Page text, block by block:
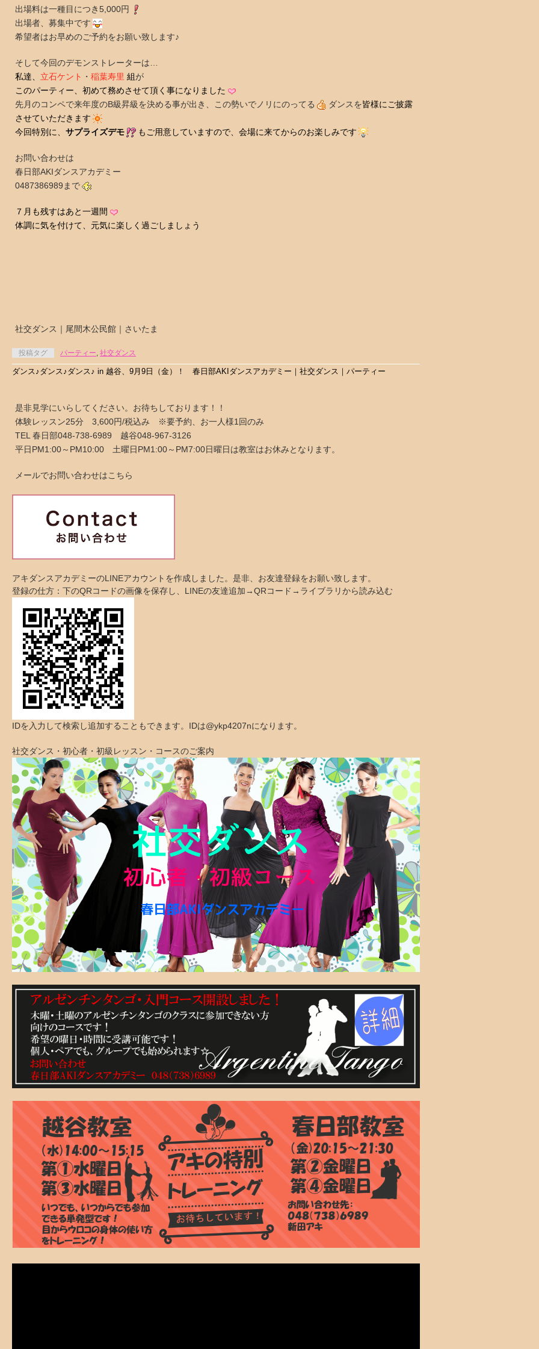
出場料は一種目につき5,000円
出場者、募集中です
希望者はお早めのご予約をお願い致します♪
そして今回のデモンストレーターは…
私達、 立石ケント ・ 稲葉寿里 組が
このパーティー、 初めて務めさせて頂く事になりました
先月のコンペで来年度のB級昇級を決める事が出き、この勢いでノリにのってる
ダンスを皆様にご披露
させていただきます
今回特別に、 サプライズデモ もご用意していますので、会場に来てからのお楽しみです
お問い合わせは
春日部AKIダンスアカデミー
0487386989まで
７月も残すはあと一週間
体調に気を付けて、元気に楽しく過ごしましょう
社交ダンス｜尾間木公民館｜さいたま
投稿タグ パーティー 社交ダンス
ダンス♪ダンス♪ダンス♪ in 越谷、9月9日（金）！ 春日部AKIダンスアカデミー｜社交ダンス｜パーティー
是非見学にいらしてください。お待ちしております！！
体験レッスン25分 3,600円/税込み ※要予約、お一人様1回のみ
TEL 春日部048-738-6989 越谷048-967-3126
平日PM1:00～PM10:00 土曜日PM1:00～PM7:00日曜日は教室はお休みとなります。
メールでお問い合わせはこちら
アキダンスアカデミーのLINEアカウントを作成しました。是非、お友達登録をお願い致します。
登録の仕方：下のQRコードの画像を保存し、LINEの友達追加→QRコード→ライブラリから読み込む
IDを入力して検索し追加することもできます。IDは@ykp4207nになります。
社交ダンス・初心者・初級レッスン・コースのご案内